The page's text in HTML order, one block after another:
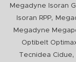
Megadyne Isoran
Isoran RPP,
Megadyne
Optibelt
Tecnidea Cidue,